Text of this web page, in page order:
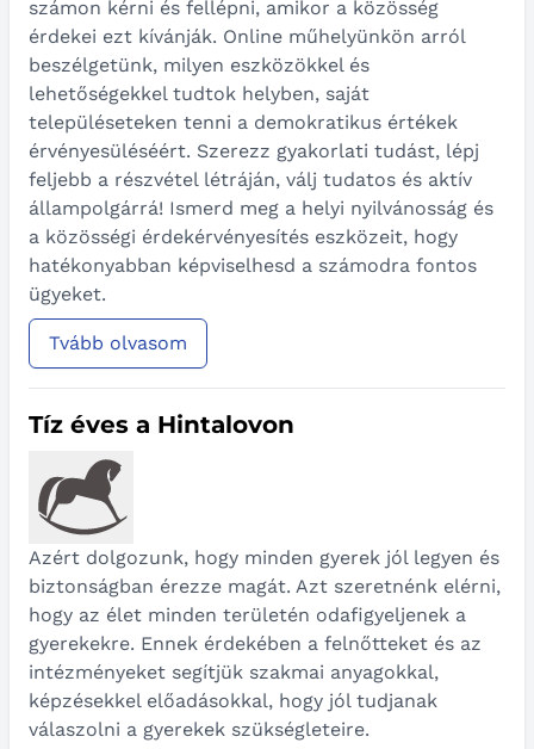
számon kérni és fellépni, amikor a közösség
érdekei ezt kívánják. Online műhelyünkön arról
beszélgetünk, milyen eszközökkel és
lehetőségekkel tudtok helyben, saját
településeteken tenni a demokratikus értékek
érvényesüléséért. Szerezz gyakorlati tudást, lépj
feljebb a részvétel létráján, válj tudatos és aktív
állampolgárrá! Ismerd meg a helyi nyilvánosság és
a közösségi érdekérvényesítés eszközeit, hogy
hatékonyabban képviselhesd a számodra fontos
ügyeket.
Tvább olvasom
Tíz éves a Hintalovon
Azért dolgozunk, hogy minden gyerek jól legyen és
biztonságban érezze magát. Azt szeretnénk elérni,
hogy az élet minden területén odafigyeljenek a
gyerekekre. Ennek érdekében a felnőtteket és az
intézményeket segítjük szakmai anyagokkal,
képzésekkel előadásokkal, hogy jól tudjanak
válaszolni a gyerekek szükségleteire.